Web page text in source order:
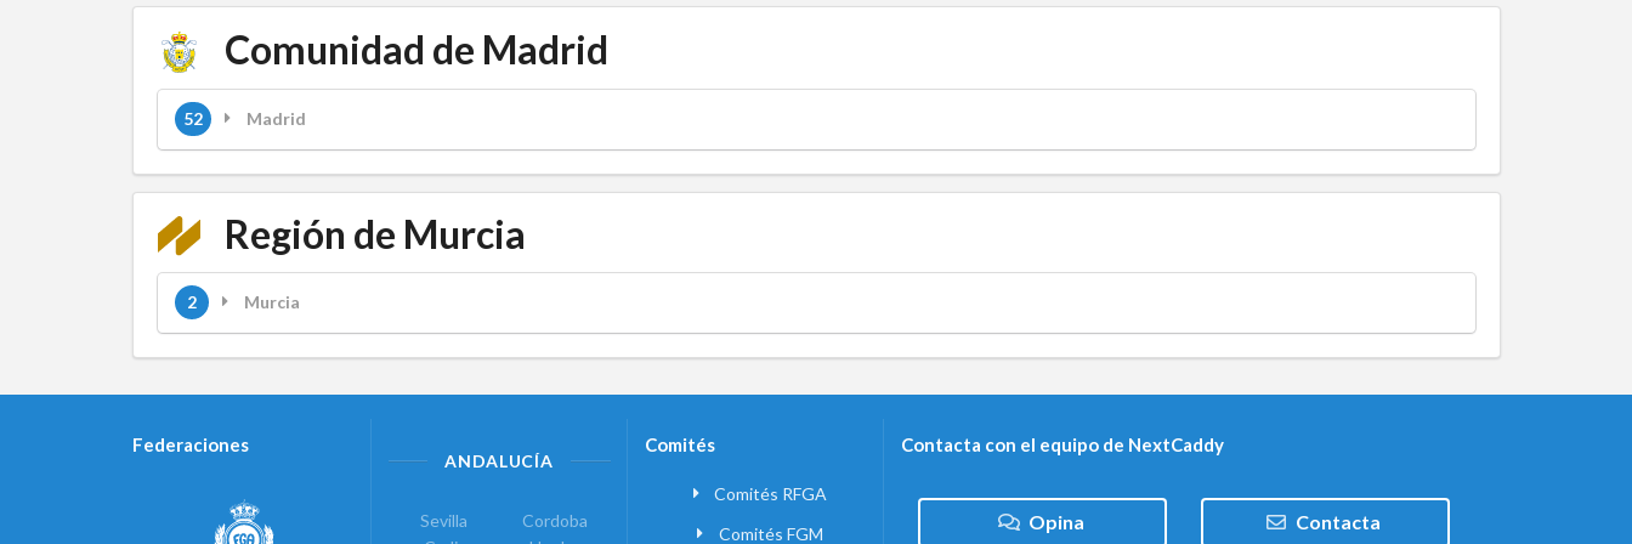
Comunidad de Madrid
52 Madrid
Región de Murcia
2 Murcia
Federaciones
ANDALUCÍA
Sevilla
Cordoba
Comités
Comités RFGA
Comités FGM
Contacta con el equipo de NextCaddy
Opina Contacta